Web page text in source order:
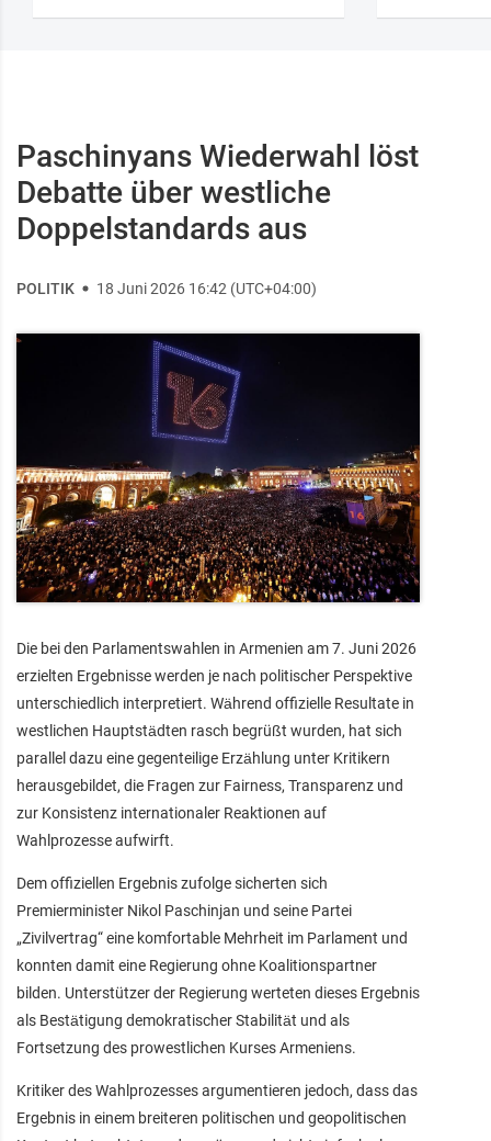
Paschinyans Wiederwahl löst
Debatte über westliche
Doppelstandards aus
POLITIK 18 Juni 2026 16:42 (UTC+04:00)
Die bei den Parlamentswahlen in Armenien am 7. Juni 2026
erzielten Ergebnisse werden je nach politischer Perspektive
unterschiedlich interpretiert. Während offizielle Resultate in
westlichen Hauptstädten rasch begrüßt wurden, hat sich
parallel dazu eine gegenteilige Erzählung unter Kritikern
herausgebildet, die Fragen zur Fairness, Transparenz und
zur Konsistenz internationaler Reaktionen auf
Wahlprozesse aufwirft.
Dem offiziellen Ergebnis zufolge sicherten sich
Premierminister Nikol Paschinjan und seine Partei
„Zivilvertrag“ eine komfortable Mehrheit im Parlament und
konnten damit eine Regierung ohne Koalitionspartner
bilden. Unterstützer der Regierung werteten dieses Ergebnis
als Bestätigung demokratischer Stabilität und als
Fortsetzung des prowestlichen Kurses Armeniens.
Kritiker des Wahlprozesses argumentieren jedoch, dass das
Ergebnis in einem breiteren politischen und geopolitischen